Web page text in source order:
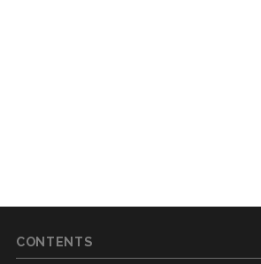
CONTENTS